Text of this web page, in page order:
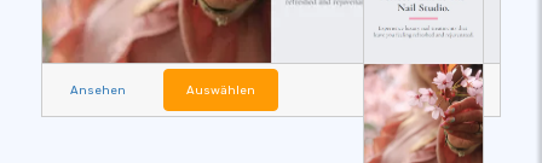
Ansehen Auswählen